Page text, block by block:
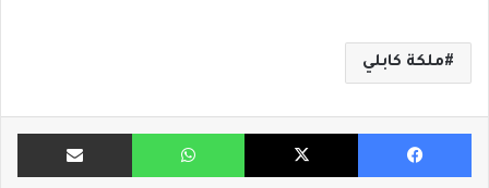
ملكة كابلي
فيسبوك X واتساب مشاركة